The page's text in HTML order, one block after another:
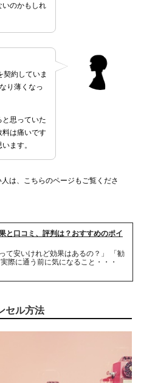
いのかもしれ
契約していま
り薄くなっ
思っていた
料は痛いです
ます。
は、こちらのページもご覧くださ
と口コミ、評判は？おすすめのポイ
て安いけれど効果はあるの？」 「勧
際に通う前に気になること・・・
セル方法